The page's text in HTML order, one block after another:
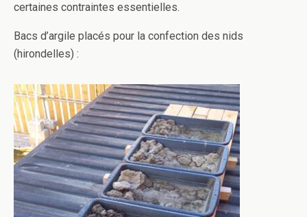
certaines contraintes essentielles.
Bacs d’argile placés pour la confection des nids
(hirondelles) :